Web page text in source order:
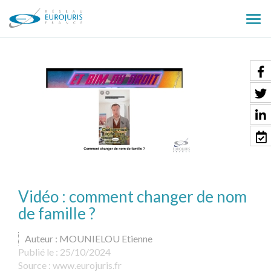
le
Vidéo : comment changer de nom
de famille ?
Auteur : MOUNIELOU Etienne
Publié le : 25/10/2024
Source : www.eurojuris.fr